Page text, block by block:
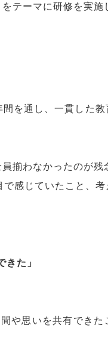
テーマに研修を実施
を通し、一貫した教
揃わなかったのが残
感じていたこと、
きた」
や思いを共有できた